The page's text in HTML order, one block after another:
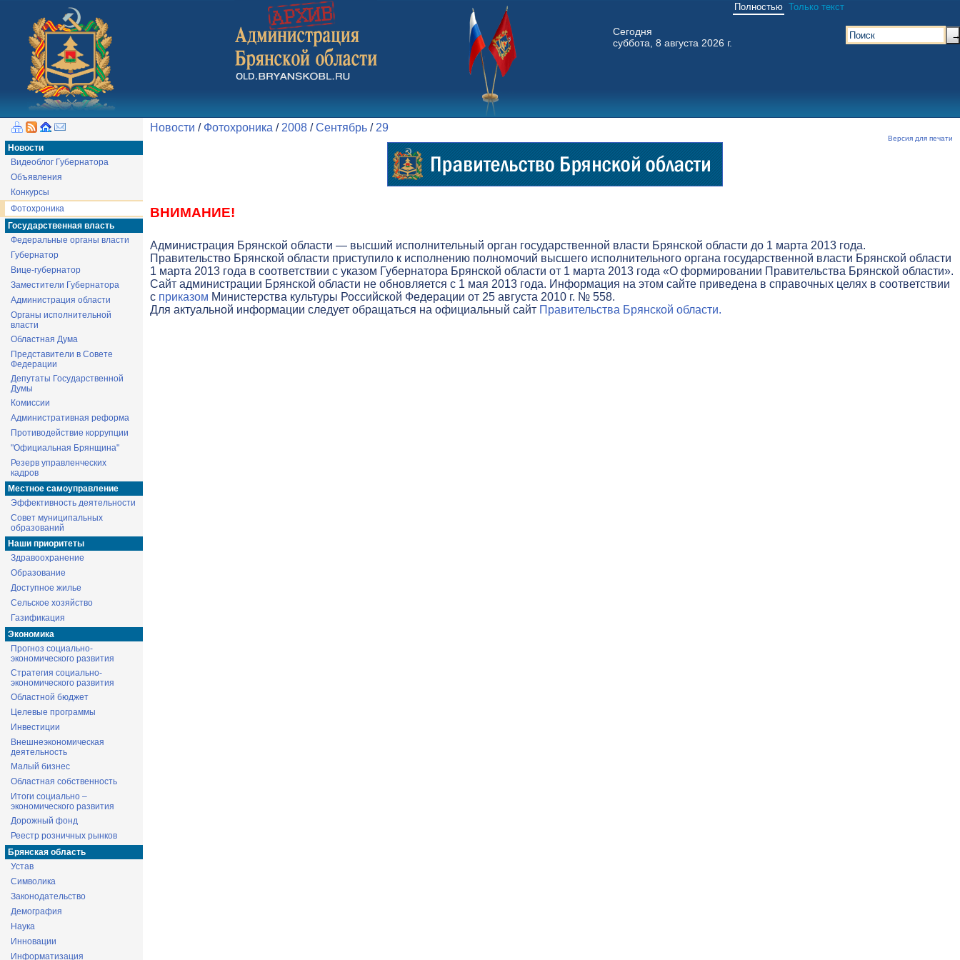
Полностью Только текст
Сегодня
суббота, 8 августа 2026 г.
→
Новости
Видеоблог Губернатора
Объявления
Конкурсы
Фотохроника
Государственная власть
Федеральные органы власти
Губернатор
Вице-губернатор
Заместители Губернатора
Администрация области
Органы исполнительной
власти
Областная Дума
Представители в Совете
Федерации
Депутаты Государственной
Думы
Комиссии
Административная реформа
Противодействие коррупции
"Официальная Брянщина"
Резерв управленческих
кадров
Местное самоуправление
Эффективность деятельности
Совет муниципальных
образований
Наши приоритеты
Здравоохранение
Образование
Доступное жилье
Сельское хозяйство
Газификация
Экономика
Прогноз социально-
экономического развития
Стратегия социально-
экономического развития
Областной бюджет
Целевые программы
Инвестиции
Внешнеэкономическая
деятельность
Малый бизнес
Областная собственность
Итоги социально –
экономического развития
Дорожный фонд
Реестр розничных рынков
Брянская область
Устав
Символика
Законодательство
Демография
Наука
Инновации
Информатизация
Новости / Фотохроника / 2008 /Сентябрь / 29
Версия для печати
ВНИМАНИЕ!
Администрация Брянской области — высший исполнительный орган государственной власти Брянской области до 1 марта 2013 года.
Правительство Брянской области приступило к исполнению полномочий высшего исполнительного органа государственной власти Брянской области
1 марта 2013 года в соответствии с указом Губернатора Брянской области от 1 марта 2013 года «О формировании Правительства Брянской области».
Cайт администрации Брянской области не обновляется с 1 мая 2013 года. Информация на этом сайте приведена в справочных целях в соответствии
с приказом Министерства культуры Российской Федерации от 25 августа 2010 г. № 558.
Для актуальной информации следует обращаться на официальный сайт Правительства Брянской области.